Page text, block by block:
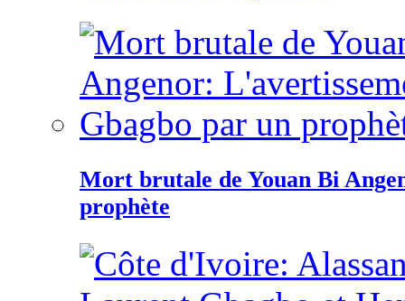
Mort brutale de Youan Bi
prophète